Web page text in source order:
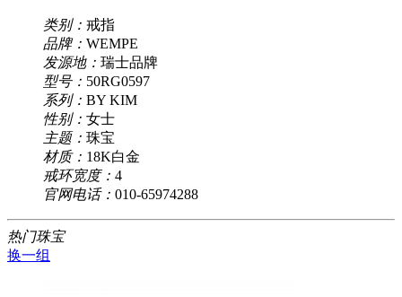
类别： 戒指
品牌： WEMPE
发源地： 瑞士品牌
型号： 50RG0597
系列： BY KIM
性别： 女士
主题： 珠宝
材质： 18K白金
戒环宽度： 4
官网电话： 010-65974288
热门珠宝
换一组